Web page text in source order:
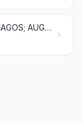
AUGALINĖS PYNIMO MEDŽIAGOS; AUGALINIAI PRODUKTAI, NENURODYTI KITOJE VIETOJE